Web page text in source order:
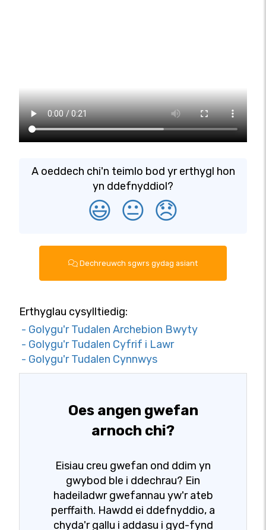
A oeddech chi'n teimlo bod yr erthygl hon
yn ddefnyddiol?
😃 😐 😞
Dechreuwch sgwrs gydag asiant
Erthyglau cysylltiedig:
- Golygu'r Tudalen Archebion Bwyty
- Golygu'r Tudalen Cyfrif i Lawr
- Golygu'r Tudalen Cynnwys
Oes angen gwefan
arnoch chi?
Eisiau creu gwefan ond ddim yn
gwybod ble i ddechrau? Ein
hadeiladwr gwefannau yw'r ateb
perffaith. Hawdd ei ddefnyddio, a
chyda'r gallu i addasu i gyd-fynd